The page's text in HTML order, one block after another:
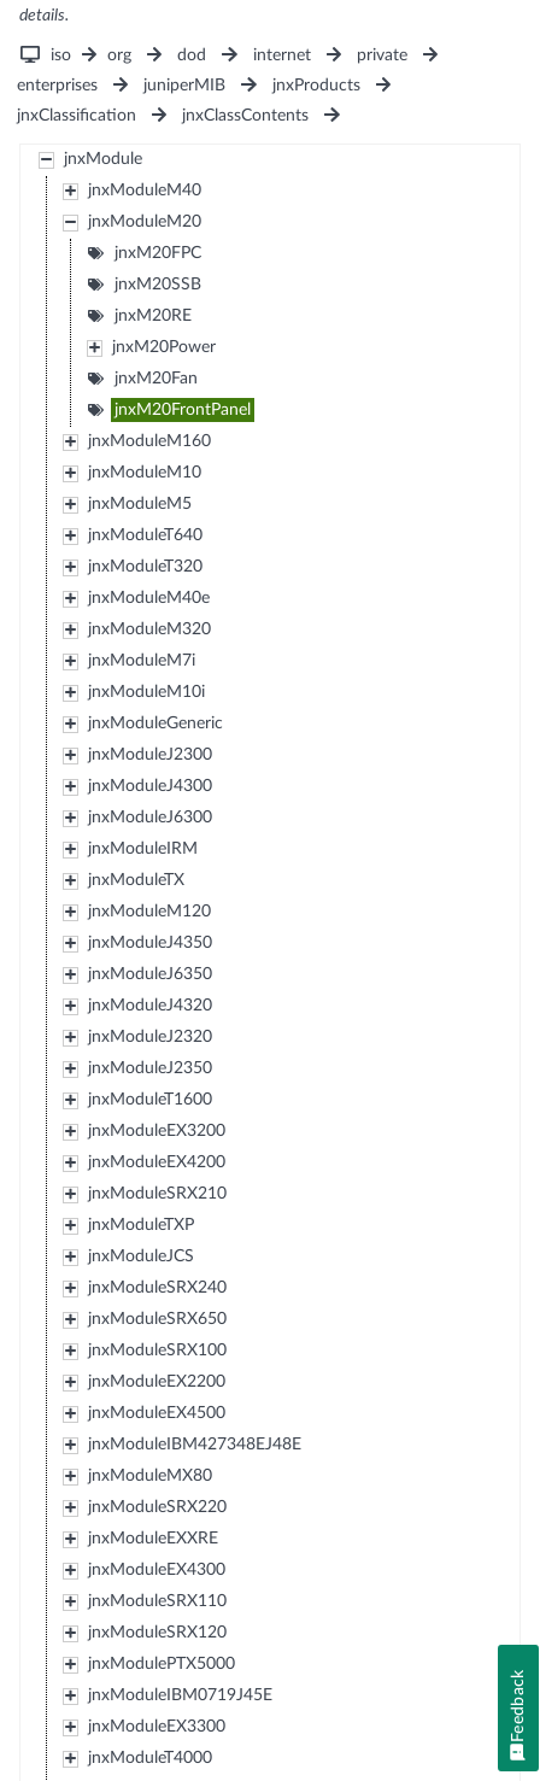
details.
iso org dod internet
private
enterprises
juniperMIB
jnxProducts
jnxClassification
jnxClassContents
jnxModule
jnxModuleM40
jnxModuleM20
jnxM20FPC
jnxM20SSB
jnxM20RE
jnxM20Power
jnxM20Fan
jnxM20FrontPanel
jnxModuleM160
jnxModuleM10
jnxModuleM5
jnxModuleT640
jnxModuleT320
jnxModuleM40e
jnxModuleM320
jnxModuleM7i
jnxModuleM10i
jnxModuleGeneric
jnxModuleJ2300
jnxModuleJ4300
jnxModuleJ6300
jnxModuleIRM
jnxModuleTX
jnxModuleM120
jnxModuleJ4350
jnxModuleJ6350
jnxModuleJ4320
jnxModuleJ2320
jnxModuleJ2350
jnxModuleT1600
jnxModuleEX3200
jnxModuleEX4200
jnxModuleSRX210
jnxModuleTXP
jnxModuleJCS
jnxModuleSRX240
jnxModuleSRX650
jnxModuleSRX100
jnxModuleEX2200
jnxModuleEX4500
jnxModuleIBM427348EJ48E
jnxModuleMX80
jnxModuleSRX220
jnxModuleEXXRE
jnxModuleEX4300
jnxModuleSRX110
jnxModuleSRX120
jnxModulePTX5000
jnxModuleIBM0719J45E
jnxModuleEX3300
jnxModuleT4000
Feedback